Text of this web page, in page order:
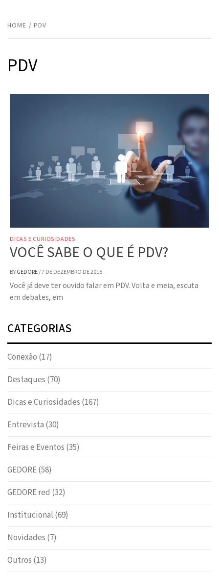
HOME PDV
PDV
DICAS E CURIOSIDADES
VOCÊ SABE O QUE É PDV?
BYGEDORE/7 DE DEZEMBRO DE 2015
Você já deve ter ouvido falar em PDV. Volta e meia, escuta
em debates, em
CATEGORIAS
Conexão (17)
Destaques (70)
Dicas e Curiosidades (167)
Entrevista (30)
Feiras e Eventos (35)
GEDORE(58)
GEDORE red (32)
Institucional (69)
Novidades (7)
Outros (13)